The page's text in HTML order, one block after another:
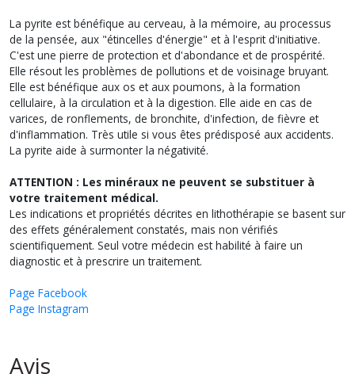
La pyrite est bénéfique au cerveau, à la mémoire, au processus
de la pensée, aux "étincelles d'énergie" et à l'esprit d'initiative.
C'est une pierre de protection et d'abondance et de prospérité.
Elle résout les problèmes de pollutions et de voisinage bruyant.
Elle est bénéfique aux os et aux poumons, à la formation
cellulaire, à la circulation et à la digestion. Elle aide en cas de
varices, de ronflements, de bronchite, d'infection, de fièvre et
d'inflammation. Très utile si vous êtes prédisposé aux accidents.
La pyrite aide à surmonter la négativité.
ATTENTION : Les minéraux ne peuvent se substituer à
votre traitement médical.
Les indications et propriétés décrites en lithothérapie se basent sur
des effets généralement constatés, mais non vérifiés
scientifiquement. Seul votre médecin est habilité à faire un
diagnostic et à prescrire un traitement.
Page Facebook
Page Instagram
Avis